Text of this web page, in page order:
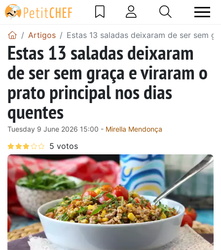
Artigos Estas 13 saladas deixaram de ser sem
Estas 13 saladas deixaram
de ser sem graça e viraram o
prato principal nos dias
quentes
Tuesday 9 June 2026 15:00 - Mirella Mendonça